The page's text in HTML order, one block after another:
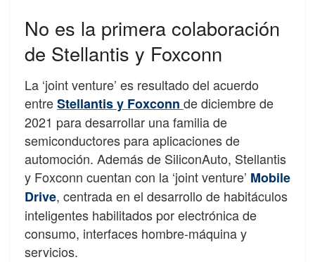
No es la primera colaboración
de Stellantis y Foxconn
La ‘joint venture’ es resultado del acuerdo
entreStellantis y Foxconn de diciembre de
2021 para desarrollar una familia de
semiconductores para aplicaciones de
automoción. Además de SiliconAuto, Stellantis
y Foxconn cuentan con la ‘joint venture’ Mobile
Drive, centrada en el desarrollo de habitáculos
inteligentes habilitados por electrónica de
consumo, interfaces hombre-máquina y
servicios.